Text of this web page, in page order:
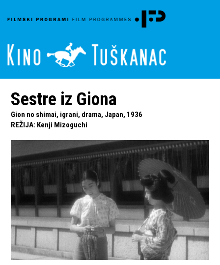
Sestre iz Giona
Gion no shimai, igrani, drama, Japan, 1936
REŽIJA: Kenji Mizoguchi